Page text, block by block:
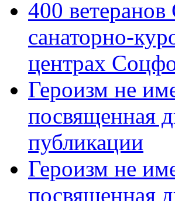
400
санаторно-
центрах
Героизм не
посвященная
публикации
Героизм не
посвященная